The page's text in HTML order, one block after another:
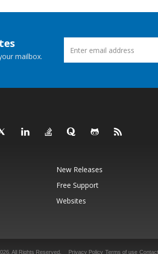
mailbox.
New Releases
Free Support
Websites
All Rights Reserved. Privacy Policy Terms of use Contact